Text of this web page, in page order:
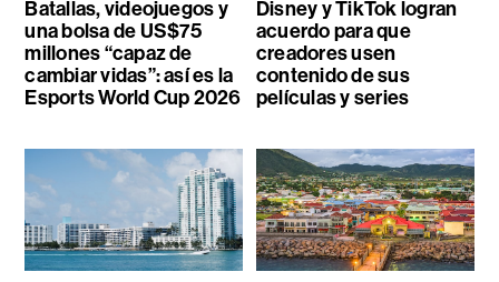
Batallas, videojuegos y
una bolsa de US$75
millones “capaz de
cambiar vidas”: así es la
Esports World Cup 2026
Disney y TikTok logran
acuerdo para que
creadores usen
contenido de sus
películas y series